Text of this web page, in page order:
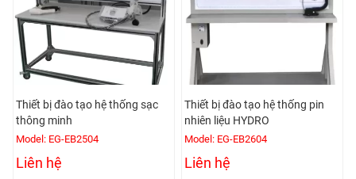
Thiết bị đào tạo hệ thống sạc
thông minh
Model: EG-EB2504
Liên hệ
Thiết bị đào tạo hệ thống pin
nhiên liệu HYDRO
Model: EG-EB2604
Liên hệ